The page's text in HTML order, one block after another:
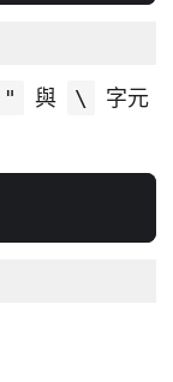
" 與 \
字元